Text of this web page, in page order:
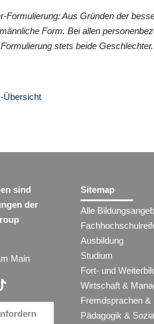
Formulierung: Aus Gründen der
Form. Bei allen
stets beide Geschlechter.
Übersicht
sind
der
Main
Sitemap
Alle
Ausbildung
Studium
Fort- und
Wirtschaft &
Fremdsprachen &
Pädagogik &